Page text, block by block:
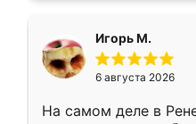
Игорь М.
6 августа 2026
На самом деле в